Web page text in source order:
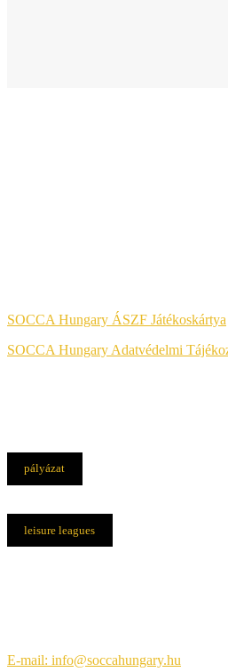
SOCCA Hungary ÁSZF Játékoskártya
SOCCA Hungary Adatvédelmi
pályázat
leisure leagues
E-mail: info@soccahungary.hu